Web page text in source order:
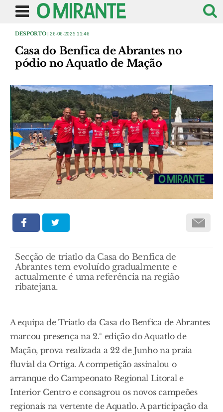
DESPORTO| 26-06-2025 11:46
Casa do Benfica de Abrantes no
pódio no Aquatlo de Mação
Secção de triatlo da Casa do Benfica de
Abrantes tem evoluído gradualmente e
actualmente é uma referência na região
ribatejana.
A equipa de Triatlo da Casa do Benfica de Abrantes
marcou presença na 2.ª edição do Aquatlo de
Mação, prova realizada a 22 de Junho na praia
fluvial da Ortiga. A competição assinalou o
arranque do Campeonato Regional Litoral e
Interior Centro e consagrou os novos campeões
regionais na vertente de Aquatlo. A participação da